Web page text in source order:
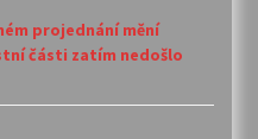
projednání mění
části zatím nedošlo